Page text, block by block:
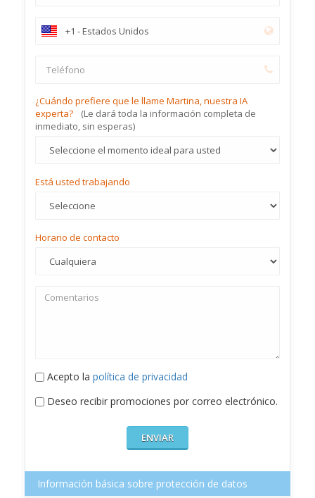
¿Cuándo prefiere que le llame Martina, nuestra IA
experta?
(Le dará toda la información completa de
inmediato, sin esperas)
Está usted trabajando
Horario de contacto
Acepto la política de privacidad
Deseo recibir promociones por correo electrónico.
Información básica sobre protección de datos